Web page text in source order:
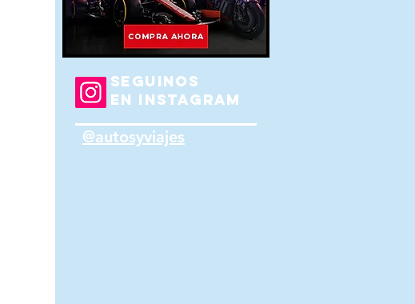
SEGUINOS
EN INSTAGRAM
@autosyviajes